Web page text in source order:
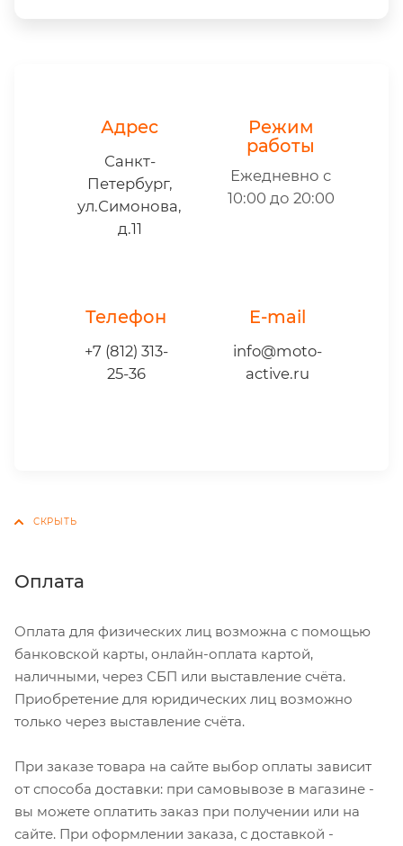
Адрес
Санкт-
Петербург,
ул.Симонова,
д.11
Режим
работы
Ежедневно с
10:00 до 20:00
Телефон
+7 (812) 313-
25-36
E-mail
info@moto-
active.ru
Оплата
Оплата для физических лиц возможна с помощью
банковской карты, онлайн-оплата картой,
наличными, через СБП или выставление счёта.
Приобретение для юридических лиц возможно
только через выставление счёта.
При заказе товара на сайте выбор оплаты зависит
от способа доставки: при самовывозе в магазине -
вы можете оплатить заказ при получении или на
сайте. При оформлении заказа, с доставкой -